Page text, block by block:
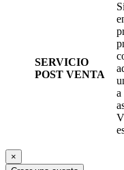
SERVICIO
POST VENTA
a
×